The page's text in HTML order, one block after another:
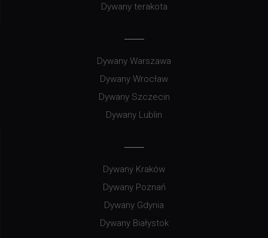
Dywany terakota
Dywany Warszawa
Dywany Wrocław
Dywany Szczecin
Dywany Lublin
Dywany Kraków
Dywany Poznań
Dywany Gdynia
Dywany Białystok